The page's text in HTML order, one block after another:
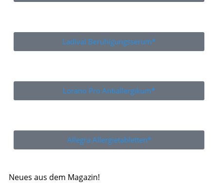
Ladival Beruhigungsserum*
Lorano Pro Antiallergikum*
Allegra Allergietabletten*
Neues aus dem Magazin!